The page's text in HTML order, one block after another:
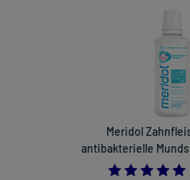
Meridol
antibakterielle